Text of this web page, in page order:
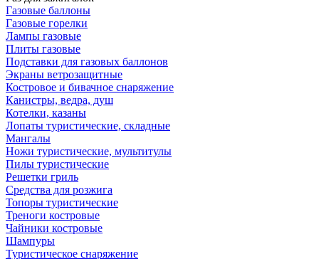
Газовые баллоны
Газовые горелки
Лампы газовые
Плиты газовые
Подставки для газовых баллонов
Экраны ветрозащитные
Костровое и бивачное снаряжение
Канистры, ведра, душ
Котелки, казаны
Лопаты туристические, складные
Мангалы
Ножи туристические, мультитулы
Пилы туристические
Решетки гриль
Средства для розжига
Топоры туристические
Треноги костровые
Чайники костровые
Шампуры
Туристическое снаряжение